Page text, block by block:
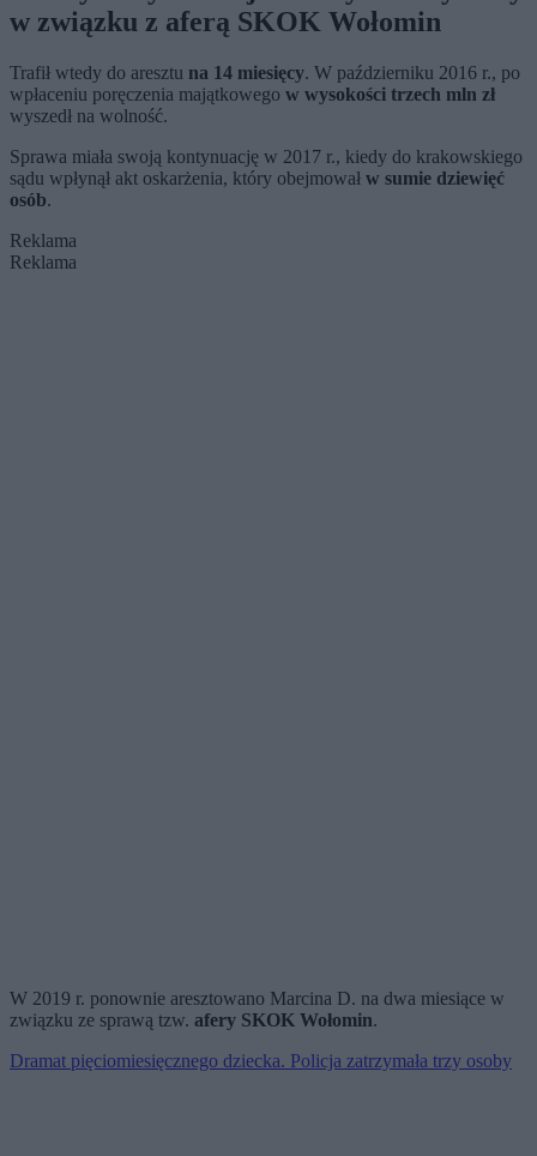
w związku z aferą SKOK Wołomin
Trafił wtedy do aresztu na 14 miesięcy. W październiku 2016 r., po
wpłaceniu poręczenia majątkowego w wysokości trzech mln zł
wyszedł na wolność.
Sprawa miała swoją kontynuację w 2017 r., kiedy do krakowskiego
sądu wpłynął akt oskarżenia, który obejmował w sumie dziewięć
osób.
Reklama
Reklama
W 2019 r. ponownie aresztowano Marcina D. na dwa miesiące w
związku ze sprawą tzw. afery SKOK Wołomin.
Dramat pięciomiesięcznego dziecka. Policja zatrzymała trzy osoby